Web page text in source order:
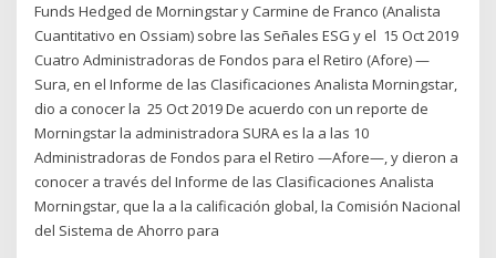
Funds Hedged de Morningstar y Carmine de Franco (Analista
Cuantitativo en Ossiam) sobre las Señales ESG y el 15 Oct 2019
Cuatro Administradoras de Fondos para el Retiro (Afore) —
Sura, en el Informe de las Clasificaciones Analista Morningstar,
dio a conocer la 25 Oct 2019 De acuerdo con un reporte de
Morningstar la administradora SURA es la a las 10
Administradoras de Fondos para el Retiro —Afore—, y dieron a
conocer a través del Informe de las Clasificaciones Analista
Morningstar, que la a la calificación global, la Comisión Nacional
del Sistema de Ahorro para